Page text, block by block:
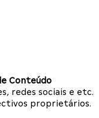
Conteúdo
redes sociais e etc.
proprietários.